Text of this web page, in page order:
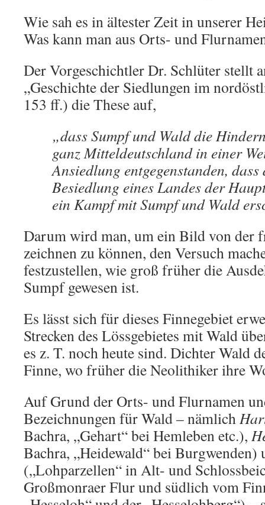
Wie sah es in ältester Zeit in unserer
Was kann man aus Orts- und
Der Vorgeschichtler Dr. Schlüter stellt
„Geschichte der Siedlungen im
153 ff.) die These auf,
„dass Sumpf und Wald die
ganz Mitteldeutschland in einer
Ansiedlung entgegenstanden,
Besiedlung eines Landes der
ein Kampf mit Sumpf und Wald
Darum wird man, um ein Bild von der
zeichnen zu können, den Versuch
festzustellen, wie groß früher die
Sumpf gewesen ist.
Es lässt sich für dieses Finnegebiet
Strecken des Lössgebietes mit Wald
es z. T. noch heute sind. Dichter Wald
Finne, wo früher die Neolithiker ihre
Auf Grund der Orts- und Flurnamen
Bezeichnungen für Wald – nämlich
Bachra, „Gehart“ bei Hemleben etc.),
Bachra, „Heidewald“ bei Burgwenden)
(„Lohparzellen“ in Alt- und
Großmonraer Flur und südlich vom